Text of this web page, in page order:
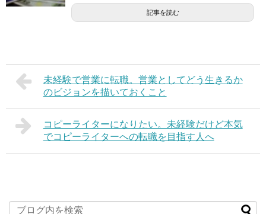
記事を読む
未経験で営業に転職。営業としてどう生きるか
のビジョンを描いておくこと
コピーライターになりたい。未経験だけど本気
でコピーライターへの転職を目指す人へ